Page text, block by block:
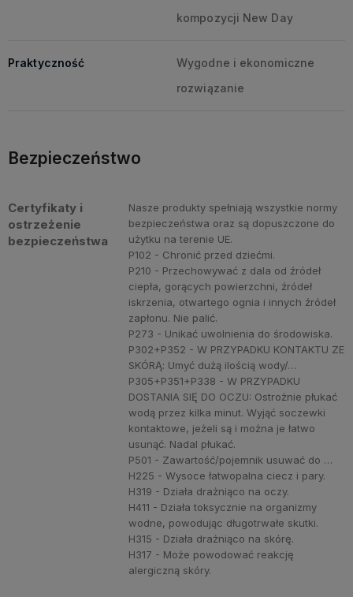
kompozycji New Day
Praktyczność
Wygodne i ekonomiczne
rozwiązanie
Bezpieczeństwo
Certyfikaty i
ostrzeżenie
bezpieczeństwa
Nasze produkty spełniają wszystkie normy
bezpieczeństwa oraz są dopuszczone do
użytku na terenie UE.
P102 - Chronić przed dziećmi.
P210 - Przechowywać z dala od źródeł
ciepła, gorących powierzchni, źródeł
iskrzenia, otwartego ognia i innych źródeł
zapłonu. Nie palić.
P273 - Unikać uwolnienia do środowiska.
P302+P352 - W PRZYPADKU KONTAKTU ZE
SKÓRĄ: Umyć dużą ilością wody/…
P305+P351+P338 - W PRZYPADKU
DOSTANIA SIĘ DO OCZU: Ostrożnie płukać
wodą przez kilka minut. Wyjąć soczewki
kontaktowe, jeżeli są i można je łatwo
usunąć. Nadal płukać.
P501 - Zawartość/pojemnik usuwać do …
H225 - Wysoce łatwopalna ciecz i pary.
H319 - Działa drażniąco na oczy.
H411 - Działa toksycznie na organizmy
wodne, powodując długotrwałe skutki.
H315 - Działa drażniąco na skórę.
H317 - Może powodować reakcję
alergiczną skóry.